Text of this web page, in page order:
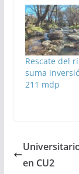
Rescate del
suma
211 mdp
en CU2